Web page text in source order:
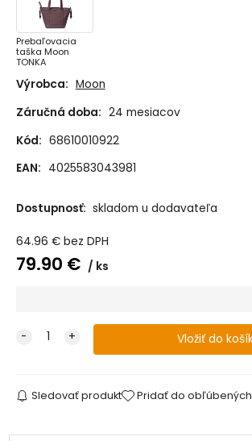
Prebaľovacia
taška Moon
TONKA
Výrobca: Moon
Záručná doba: 24 mesiacov
Kód: 68610010922
EAN: 4025583043981
Dostupnosť: skladom u dodavateľa
64.96 € bez DPH
79.90 € ks
Sledovať produkt Pridať do obľúbených